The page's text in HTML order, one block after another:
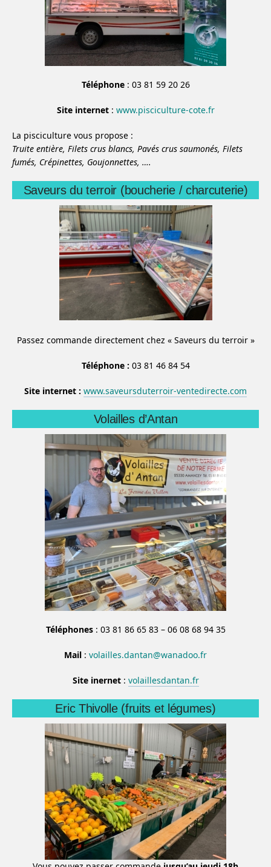
Téléphone: 03 81 59 20 26
Site internet: www.pisciculture-cote.fr
La pisciculture vous propose :
Truite entière, Filets crus blancs, Pavés crus saumonés, Filets
fumés, Crépinettes, Goujonnettes, ….
Saveurs du terroir (boucherie / charcuterie)
Passez commande directement chez « Saveurs du terroir »
Téléphone : 03 81 46 84 54
Site internet : www.saveursduterroir-ventedirecte.com
Volailles d’Antan
Téléphones: 03 81 86 65 83 – 06 08 68 94 35
Mail : volailles.dantan@wanadoo.fr
Site inernet: volaillesdantan.fr
Eric Thivolle (fruits et légumes)